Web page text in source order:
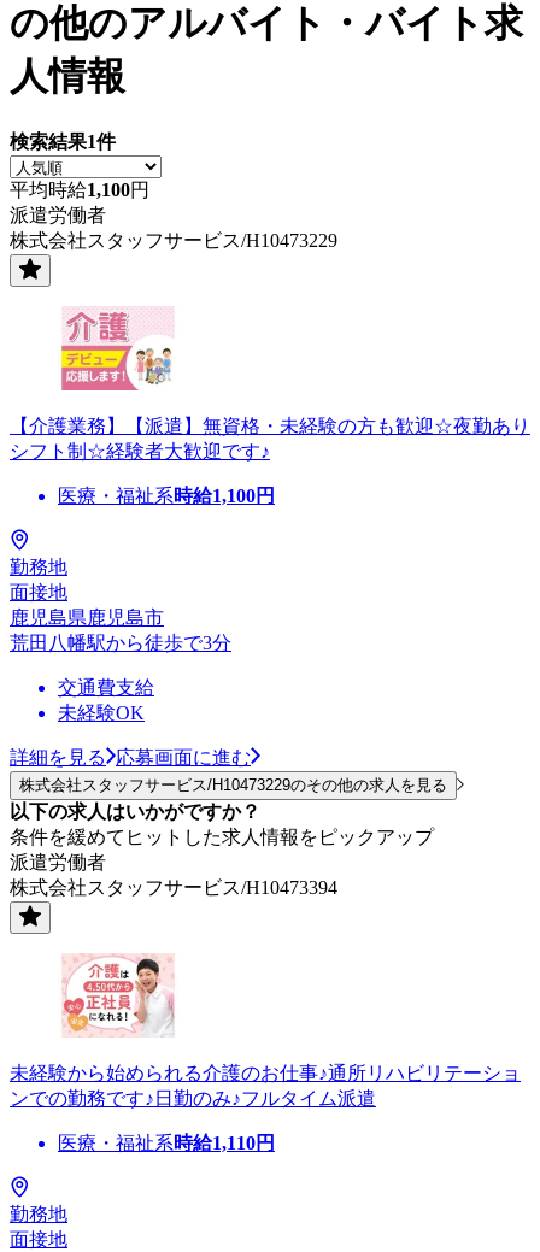
の他のアルバイト・バイト求
人情報
検索結果1件
平均時給1,100円
派遣労働者
株式会社スタッフサービス/H10473229
【介護業務】【派遣】無資格・未経験の方も歓迎☆夜勤あり
シフト制☆経験者大歓迎です♪
医療・福祉系時給1,100円
勤務地
面接地
鹿児島県鹿児島市
荒田八幡駅から徒歩で3分
交通費支給
未経験OK
詳細を見る 応募画面に進む
株式会社スタッフサービス/H10473229のその他の求人を見る
以下の求人はいかがですか？
条件を緩めてヒットした求人情報をピックアップ
派遣労働者
株式会社スタッフサービス/H10473394
未経験から始められる介護のお仕事♪通所リハビリテーショ
ンでの勤務です♪日勤のみ♪フルタイム派遣
医療・福祉系時給1,110円
勤務地
面接地